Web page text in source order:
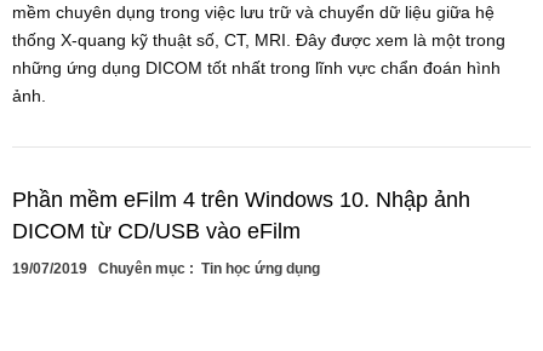
mềm chuyên dụng trong việc lưu trữ và chuyển dữ liệu giữa hệ
thống X-quang kỹ thuật số, CT, MRI. Đây được xem là một trong
những ứng dụng DICOM tốt nhất trong lĩnh vực chẩn đoán hình
ảnh.
Phần mềm eFilm 4 trên Windows 10. Nhập ảnh
DICOM từ CD/USB vào eFilm
19/07/2019 Chuyên mục : Tin học ứng dụng